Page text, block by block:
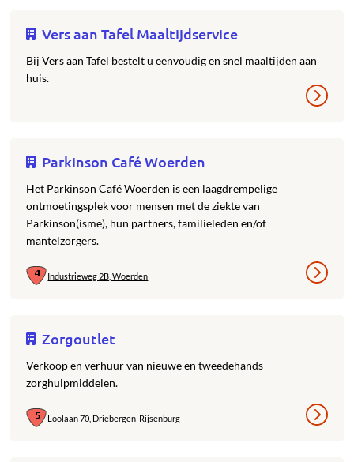
Vers aan Tafel Maaltijdservice
Bij Vers aan Tafel bestelt u eenvoudig en snel maaltijden aan
huis.
Parkinson Café Woerden
Het Parkinson Café Woerden is een laagdrempelige
ontmoetingsplek voor mensen met de ziekte van
Parkinson(isme), hun partners, familieleden en/of
mantelzorgers.
Industrieweg 2B, Woerden
Zorgoutlet
Verkoop en verhuur van nieuwe en tweedehands
zorghulpmiddelen.
Loolaan 70, Driebergen-Rijsenburg